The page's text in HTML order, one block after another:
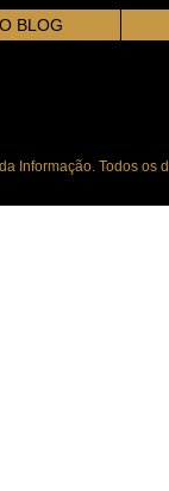
BLOG
Informação. Todos os